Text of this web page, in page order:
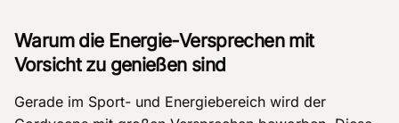
Warum die Energie-Versprechen mit
Vorsicht zu genießen sind
Gerade im Sport- und Energiebereich wird der